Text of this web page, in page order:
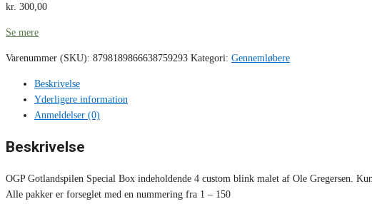
kr. 300,00
Se mere
Varenummer (SKU): 8798189866638759293 Kategori: Gennemløbere
Beskrivelse
Yderligere information
Anmeldelser (0)
Beskrivelse
OGP Gotlandspilen Special Box indeholdende 4 custom blink malet af Ole Gregersen.
Alle pakker er forseglet med en nummering fra 1 – 150